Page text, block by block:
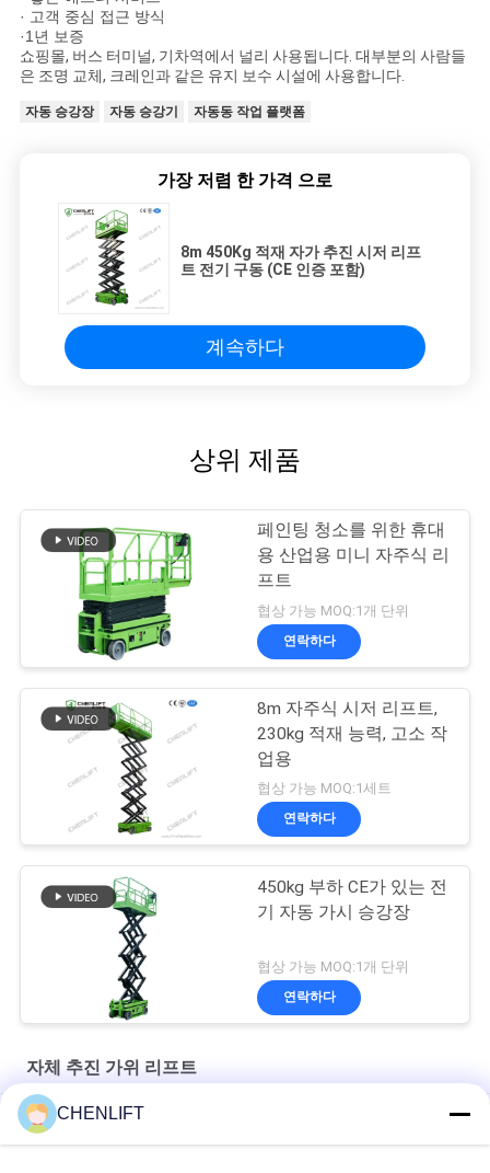
· 고객 중심 접근 방식
·1년 보증
쇼핑몰, 버스 터미널, 기차역에서 널리 사용됩니다. 대부분의 사람들
은 조명 교체, 크레인과 같은 유지 보수 시설에 사용합니다.
자동 승강장 자동 승강기 자동동 작업 플랫폼
가장 저렴 한 가격 으로
8m 450Kg 적재 자가 추진 시저 리프
트 전기 구동 (CE 인증 포함)
계속하다
상위 제품
페인팅 청소를 위한 휴대
용 산업용 미니 자주식 리
프트
협상 가능 MOQ:1개 단위
연락하다
8m 자주식 시저 리프트,
230kg 적재 능력, 고소 작
업용
협상 가능 MOQ:1세트
연락하다
450kg 부하 CE가 있는 전
기 자동 가시 승강장
협상 가능 MOQ:1개 단위
연락하다
자체 추진 가위 리프트
수압 자동 가시 승강기 전기 X-리프트 8미터 450kg 부하 용량
CHENLIFT